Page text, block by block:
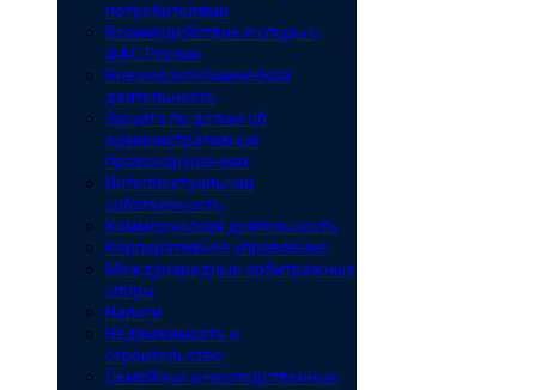
потребителями
Взаимодействие и споры с
ФАС России
Внешнеэкономическая
деятельность
Защита по делам об
административных
правонарушениях
Интеллектуальная
собственность
Коммерческая деятельность
Корпоративное управление
Международные арбитражные
споры
Налоги
Недвижимость и
строительство
Семейные и наследственные